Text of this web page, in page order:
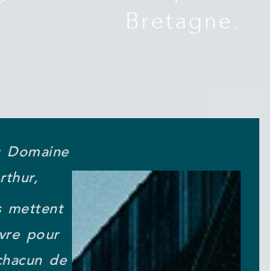
Bretagne.
Domaine
mettent
pour
de